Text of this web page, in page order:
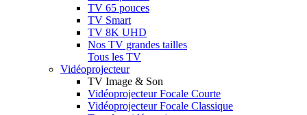
TV 65 pouces
TV Smart
TV 8K UHD
Nos TV grandes tailles
Tous les TV
Vidéoprojecteur
TV Image & Son
Vidéoprojecteur Focale Courte
Vidéoprojecteur Focale Classique